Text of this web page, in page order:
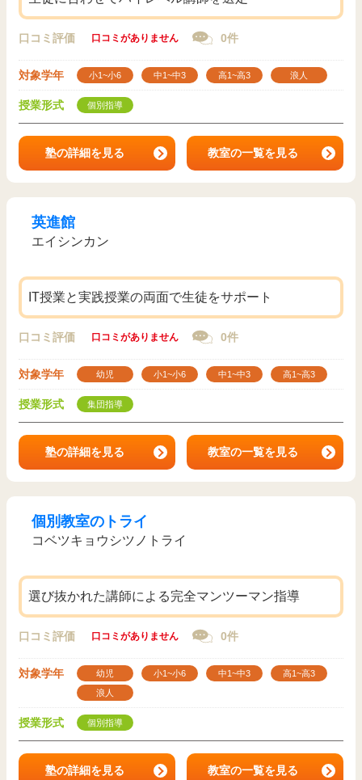
口コミ評価 口コミがありません 0件
対象学年 小1~小6 中1~中3 高1~高3 浪人
授業形式 個別指導
塾の詳細を見る 教室の一覧を見る
英進館
エイシンカン
IT授業と実践授業の両面で生徒をサポート
口コミ評価 口コミがありません 0件
対象学年 幼児 小1~小6 中1~中3 高1~高3
授業形式 集団指導
塾の詳細を見る 教室の一覧を見る
個別教室のトライ
コベツキョウシツノトライ
選び抜かれた講師による完全マンツーマン指導
口コミ評価 口コミがありません 0件
対象学年 幼児 小1~小6 中1~中3
高1~高3
浪人
授業形式 個別指導
塾の詳細を見る 教室の一覧を見る